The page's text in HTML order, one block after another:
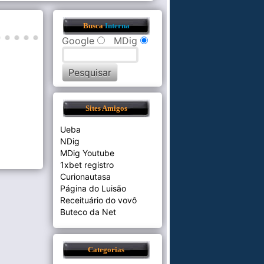
BuscaInterna
Google MDig
Sites Amigos
Ueba
NDig
MDig Youtube
1xbet registro
Curionautasa
Página do Luisão
Receituário do vovô
Buteco da Net
Categorias